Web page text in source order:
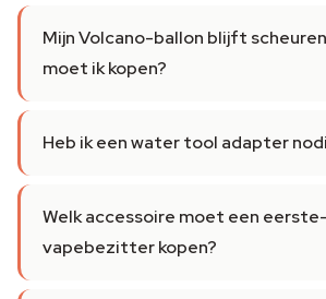
Mijn Volcano-ballon blijft
moet ik kopen?
Heb ik een water tool adapter
Welk accessoire moet een
vapebezitter kopen?